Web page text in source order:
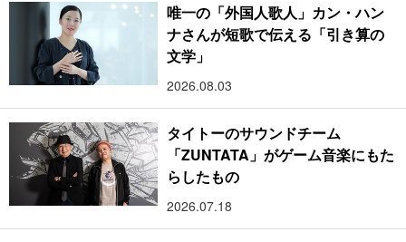
唯一の「外国人歌人」カン・ハン
ナさんが短歌で伝える「引き算の
文学」
2026.08.03
タイトーのサウンドチーム
「ZUNTATA」がゲーム音楽にもた
らしたもの
2026.07.18